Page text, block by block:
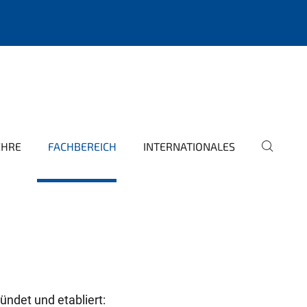
FACHBEREICH INTERNATIONALES
und etabliert: